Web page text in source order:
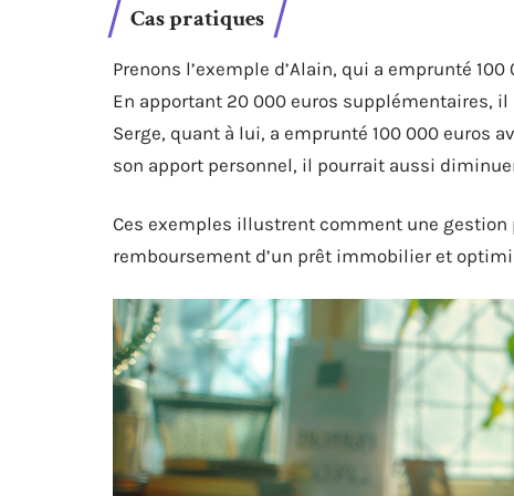
Cas pratiques
Prenons l’exemple d’Alain, qui a emprunté
En apportant 20 000 euros supplémentaires,
Serge, quant à lui, a emprunté 100 000 euros
son apport personnel, il pourrait aussi
Ces exemples illustrent comment une
remboursement d’un prêt immobilier et